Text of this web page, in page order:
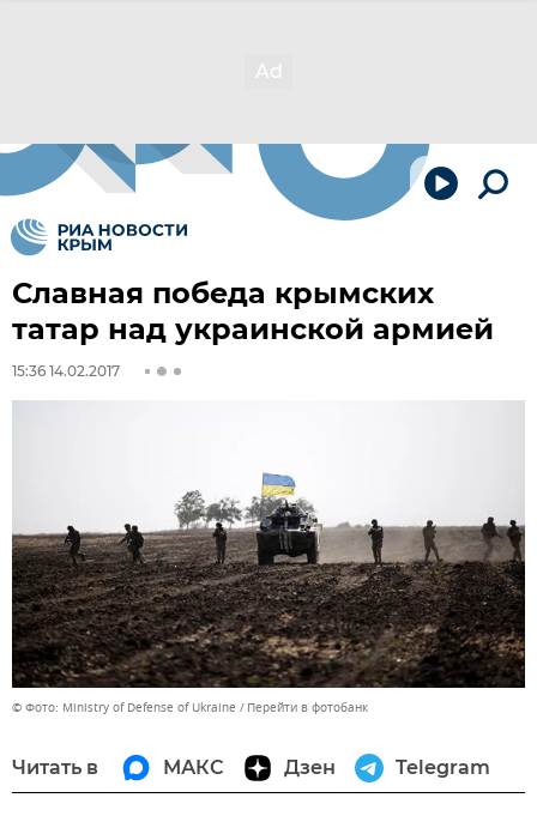
Славная победа крымских
татар над украинской армией
15:36 14.02.2017
© Фото: Ministry of Defense of Ukraine Перейти в фотобанк
Читать в МАКС Дзен Telegram